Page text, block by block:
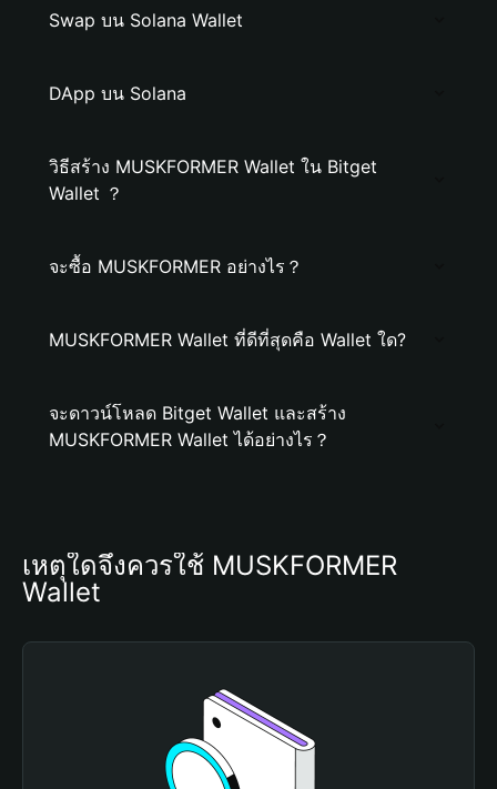
Swap บน Solana Wallet
DApp บน Solana
วิธีสร้าง MUSKFORMER Wallet ใน Bitget
Wallet ？
จะซื้อ MUSKFORMER อย่างไร？
MUSKFORMER Wallet ที่ดีที่สุดคือ Wallet ใด?
จะดาวน์โหลด Bitget Wallet และสร้าง
MUSKFORMER Wallet ได้อย่างไร？
เหตุใดจึงควรใช้ MUSKFORMER
Wallet